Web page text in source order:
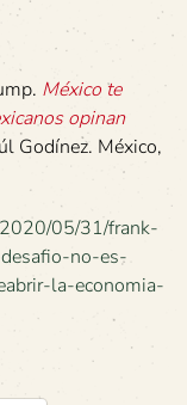
México te
opinan
Godínez. México,
05/31/frank-
no-es-
la-economia-